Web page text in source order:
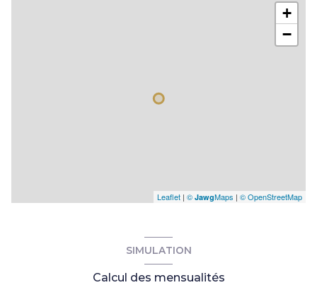
+
−
Leaflet | © JawgMaps | © OpenStreetMap
SIMULATION
Calcul des mensualités